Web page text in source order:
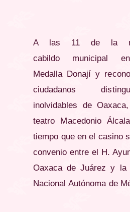
A las 11 de la
cabildo municipal
Medalla Donají y
ciudadanos
inolvidables de
teatro Macedonio
tiempo que en el casino
convenio entre el H.
Oaxaca de Juárez y la
Nacional Autónoma de